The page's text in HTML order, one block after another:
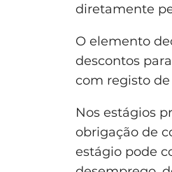
diretamente
O elemento
descontos
com registo
Nos estágios
obrigação de
estágio pode